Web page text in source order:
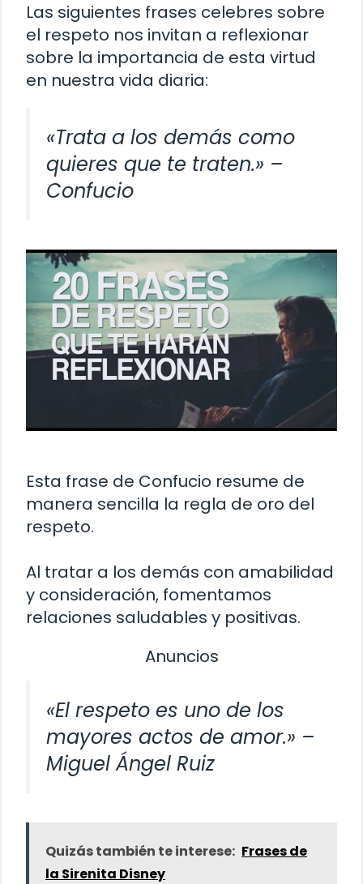
Las siguientes frases celebres sobre
el respeto nos invitan a reflexionar
sobre la importancia de esta virtud
en nuestra vida diaria:
«Trata a los demás como
quieres que te traten.» –
Confucio
Esta frase de Confucio resume de
manera sencilla la regla de oro del
respeto.
Al tratar a los demás con amabilidad
y consideración, fomentamos
relaciones saludables y positivas.
Anuncios
«El respeto es uno de los
mayores actos de amor.» –
Miguel Ángel Ruiz
Quizás también te interese: Frases de
la Sirenita Disney